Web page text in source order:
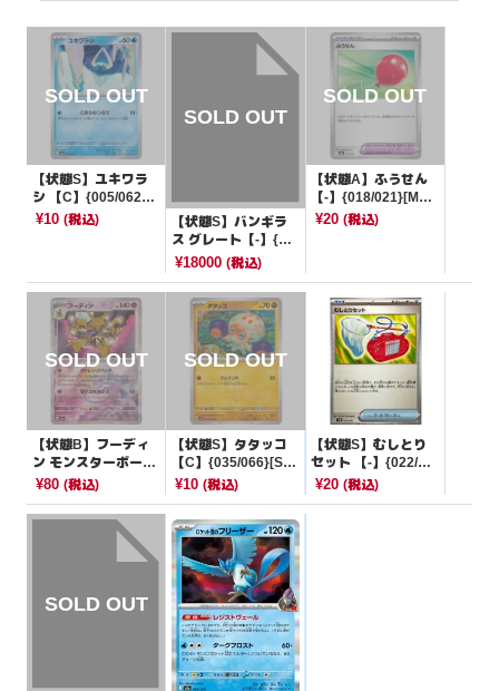
【状態S】ユキワラ
シ 【C】{005/062}
[SV3a]
¥10 (税込)
【状態S】バンギラ
ス グレート【-】{04
4/080}[その他]
¥18000(税込)
【状態A】ふうせん
【-】{018/021}[MB
G]
¥20 (税込)
【状態B】フーディ
ン モンスターボール
ミラー【-】{059/18
¥80 (税込)
【状態S】タタッコ
【C】{035/066}[SV
4K]
¥10(税込)
【状態S】むしとり
セット 【-】{022/04
5}[SVN]
¥20 (税込)